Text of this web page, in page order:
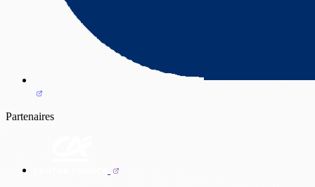
Partenaires